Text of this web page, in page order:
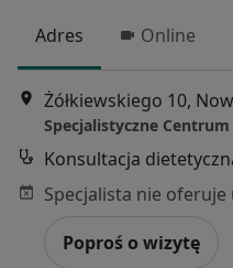
Adres Online
Żółkiewskiego 10,
Specjalistyczne
Konsultacja
Poproś o wizytę